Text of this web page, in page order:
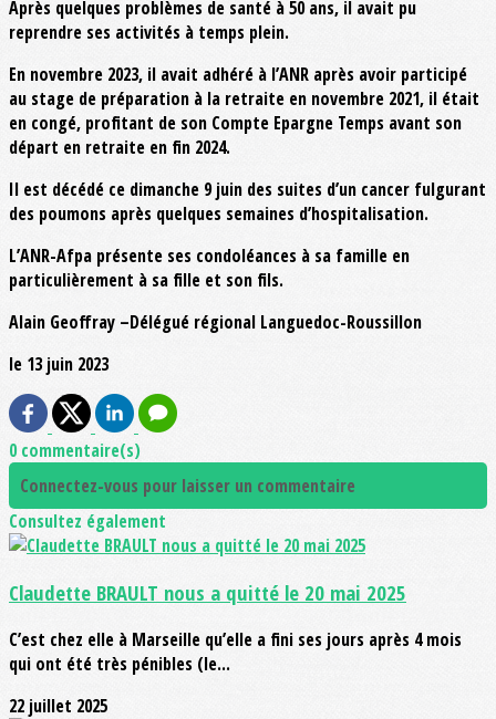
Après quelques problèmes de santé à 50 ans, il avait pu
reprendre ses activités à temps plein.
En novembre 2023, il avait adhéré à l’ANR après avoir participé
au stage de préparation à la retraite en novembre 2021, il était
en congé, profitant de son Compte Epargne Temps avant son
départ en retraite en fin 2024.
Il est décédé ce dimanche 9 juin des suites d’un cancer fulgurant
des poumons après quelques semaines d’hospitalisation.
L’ANR-Afpa présente ses condoléances à sa famille en
particulièrement à sa fille et son fils.
Alain Geoffray –Délégué régional Languedoc-Roussillon
le 13 juin 2023
0 commentaire(s)
Connectez-vous pour laisser un commentaire
Consultez également
Claudette BRAULT nous a quitté le 20 mai 2025
C’est chez elle à Marseille qu’elle a fini ses jours après 4 mois
qui ont été très pénibles (le...
22 juillet 2025